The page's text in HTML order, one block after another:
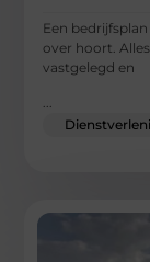
Een
over hoort.
vastgelegd en
...